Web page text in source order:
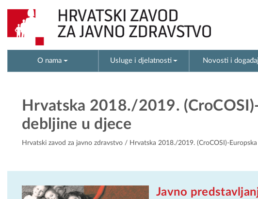
O nama Usluge i djelatnosti Novosti i
Hrvatska 2018./2019.
debljine u djece
Hrvatski zavod za javno zdravstvo / Hrvatska 2018./2019. (CroCOSI)-
Javno